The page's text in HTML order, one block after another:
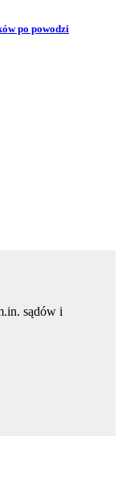
po powodzi
sądów i